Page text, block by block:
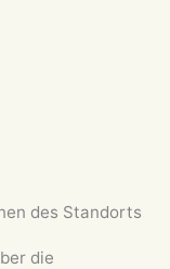
des Standorts
die